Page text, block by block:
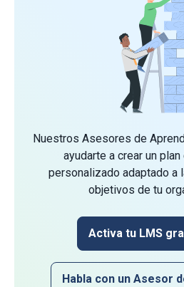
Nuestros Asesores de
ayudarte a crear un
personalizado adaptado a
objetivos de tu
Activa tu LMS
Habla con un Asesor